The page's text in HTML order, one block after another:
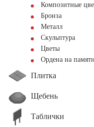
Композитные
Бронза
Металл
Скульптура
Цветы
Ордена на
Плитка
Щебень
Таблички